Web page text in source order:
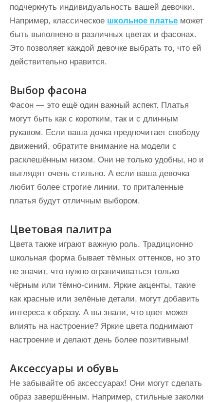
подчеркнуть индивидуальность вашей девочки.
Например, классическое школьное платье может
быть выполнено в различных цветах и фасонах.
Это позволяет каждой девочке выбрать то, что ей
действительно нравится.
Выбор фасона
Фасон — это ещё один важный аспект. Платья
могут быть как с коротким, так и с длинным
рукавом. Если ваша дочка предпочитает свободу
движений, обратите внимание на модели с
расклешённым низом. Они не только удобны, но и
выглядят очень стильно. А если ваша девочка
любит более строгие линии, то приталенные
платья будут отличным выбором.
Цветовая палитра
Цвета также играют важную роль. Традиционно
школьная форма бывает тёмных оттенков, но это
не значит, что нужно ограничиваться только
чёрным или тёмно-синим. Яркие акценты, такие
как красные или зелёные детали, могут добавить
интереса к образу. А вы знали, что цвет может
влиять на настроение? Яркие цвета поднимают
настроение и делают день более позитивным!
Аксессуары и обувь
Не забывайте об аксессуарах! Они могут сделать
образ завершённым. Например, стильные заколки